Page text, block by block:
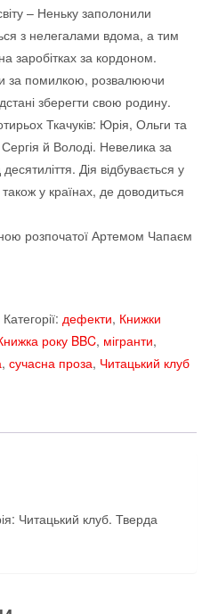
– Неньку заполонили
з нелегалами вдома, а тим
заробітках за кордоном.
за помилкою, розвалюючи
зберегти свою родину.
Ткачуків: Юрія, Ольги та
Сергія й Володі. Невелика за
Дія відбувається у
у країнах, де доводиться
розпочатої Артемом Чапаєм
Категорії: дефекти, Книжки
року BBC, мігранти,
, сучасна проза, Читацький клуб
Читацький клуб. Тверда